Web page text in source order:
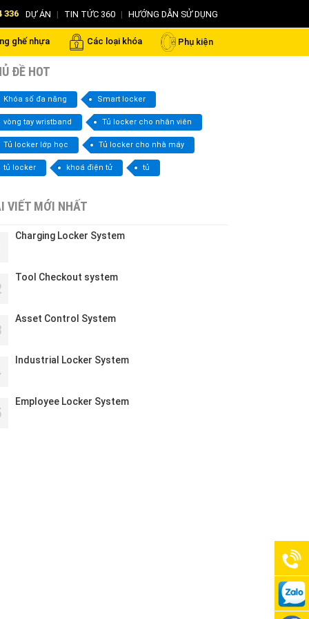
336 DỰ ÁN | TIN TỨC 360 | HƯỚNG DẪN SỬ DỤNG
ghế nhựa Các loại khóa Phụ kiện
ĐỀ HOT
Khóa số đa năng Smart locker
vòng tay wristband Tủ locker cho nhân viên
Tủ locker lớp học Tủ locker cho nhà máy
tủ locker khoá điện tử tủ
VIẾT MỚI NHẤT
Charging Locker System
Tool Checkout system
Asset Control System
Industrial Locker System
Employee Locker System
0901